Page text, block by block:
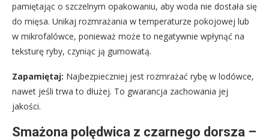
pamiętając o szczelnym opakowaniu, aby woda nie dostała się
do mięsa. Unikaj rozmrażania w temperaturze pokojowej lub
w mikrofalówce, ponieważ może to negatywnie wpłynąć na
teksturę ryby, czyniąc ją gumowatą.
Zapamiętaj: Najbezpieczniej jest rozmrażać rybę w lodówce,
nawet jeśli trwa to dłużej. To gwarancja zachowania jej
jakości.
Smażona polędwica z czarnego dorsza –